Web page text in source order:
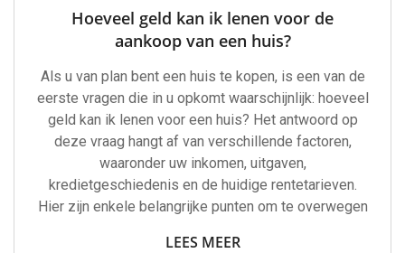
Hoeveel geld kan ik lenen voor de
aankoop van een huis?
Als u van plan bent een huis te kopen, is een van de
eerste vragen die in u opkomt waarschijnlijk: hoeveel
geld kan ik lenen voor een huis? Het antwoord op
deze vraag hangt af van verschillende factoren,
waaronder uw inkomen, uitgaven,
kredietgeschiedenis en de huidige rentetarieven.
Hier zijn enkele belangrijke punten om te overwegen
LEES MEER